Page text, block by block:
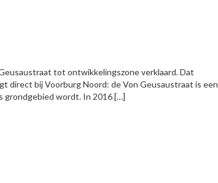
tot ontwikkelingszone verklaard. Dat
direct bij Voorburg Noord: de Von Geusaustraat is een
grondgebied wordt. In 2016 […]